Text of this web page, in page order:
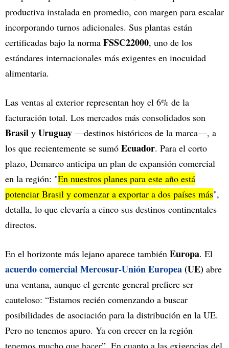
productiva instalada en promedio, con margen para escalar
incorporando turnos adicionales. Sus plantas están
certificadas bajo la norma FSSC22000, uno de los
estándares internacionales más exigentes en inocuidad
alimentaria.
Las ventas al exterior representan hoy el 6% de la
facturación total. Los mercados más consolidados son
Brasil y Uruguay —destinos históricos de la marca—, a
los que recientemente se sumó Ecuador. Para el corto
plazo, Demarco anticipa un plan de expansión comercial
en la región: "En nuestros planes para este año está
potenciar Brasil y comenzar a exportar a dos países más",
detalla, lo que elevaría a cinco sus destinos continentales
directos.
En el horizonte más lejano aparece también Europa. El
acuerdo comercial Mercosur-Unión Europea(UE) abre
una ventana, aunque el gerente general prefiere ser
cauteloso: “Estamos recién comenzando a buscar
posibilidades de asociación para la distribución en la UE.
Pero no tenemos apuro. Ya con crecer en la región
tenemos mucho que hacer”. En cuanto a las exigencias del